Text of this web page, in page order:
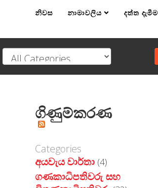
නිවස නාමාවලිය දත්ත දැමීම
ගිණුම්කරණ
Categories
අයවැය වාර්තා (4)
ගණකාධිපතිවරු සහ